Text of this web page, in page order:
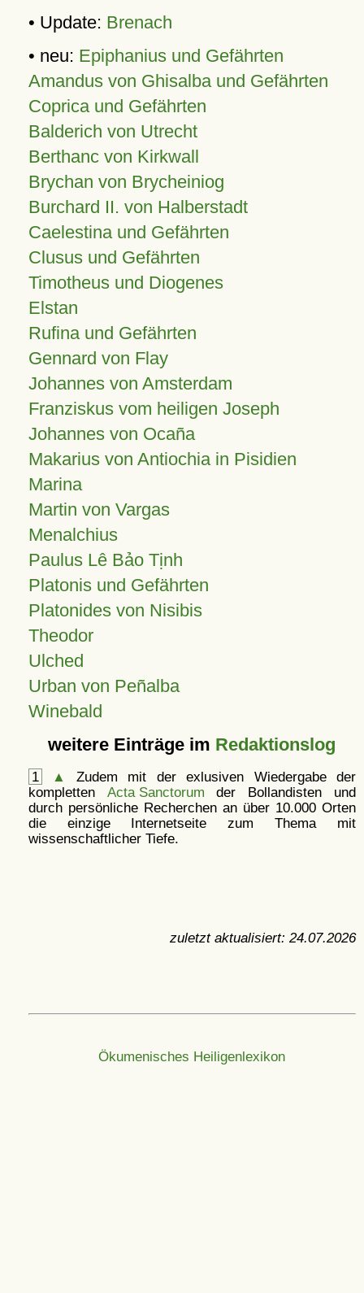
• Update: Brenach
• neu: Epiphanius und Gefährten
Amandus von Ghisalba und Gefährten
Coprica und Gefährten
Balderich von Utrecht
Berthanc von Kirkwall
Brychan von Brycheiniog
Burchard II. von Halberstadt
Caelestina und Gefährten
Clusus und Gefährten
Timotheus und Diogenes
Elstan
Rufina und Gefährten
Gennard von Flay
Johannes von Amsterdam
Franziskus vom heiligen Joseph
Johannes von Ocaña
Makarius von Antiochia in Pisidien
Marina
Martin von Vargas
Menalchius
Paulus Lê Bảo Tịnh
Platonis und Gefährten
Platonides von Nisibis
Theodor
Ulched
Urban von Peñalba
Winebald
weitere Einträge im Redaktionslog
1 ▲
Zudem mit der exlusiven Wiedergabe der
kompletten Acta Sanctorum der Bollandisten und
durch persönliche Recherchen an über 10.000 Orten
die einzige Internetseite zum Thema mit
wissenschaftlicher Tiefe.
zuletzt aktualisiert: 24.07.2026
Ökumenisches Heiligenlexikon